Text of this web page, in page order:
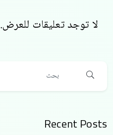
لا توجد تعليقات للعرض.
Recent Posts